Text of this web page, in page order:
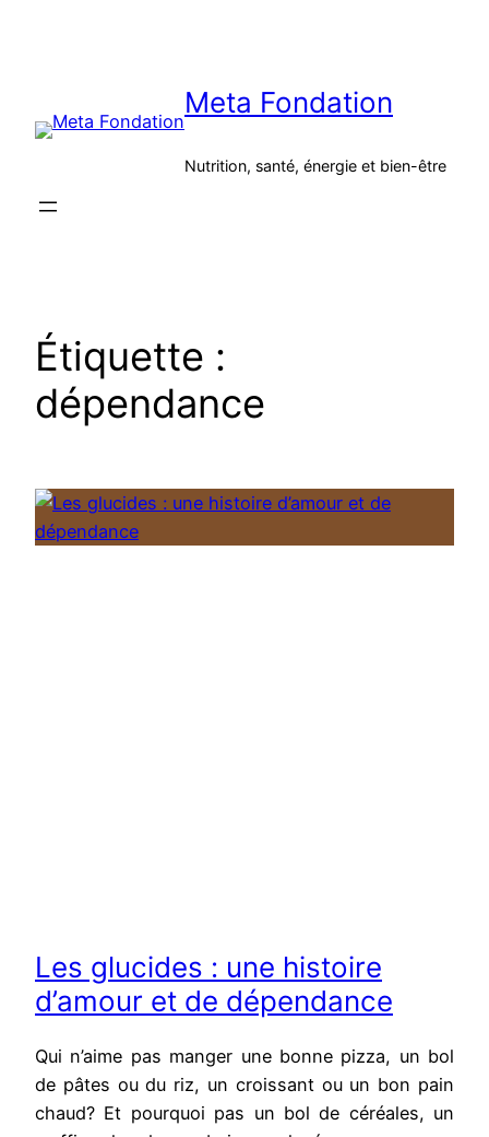
Meta Fondation
Nutrition, santé, énergie et bien-être
Étiquette :
dépendance
Les glucides : une histoire
d’amour et de dépendance
Qui n’aime pas manger une bonne pizza, un bol
de pâtes ou du riz, un croissant ou un bon pain
chaud? Et pourquoi pas un bol de céréales, un